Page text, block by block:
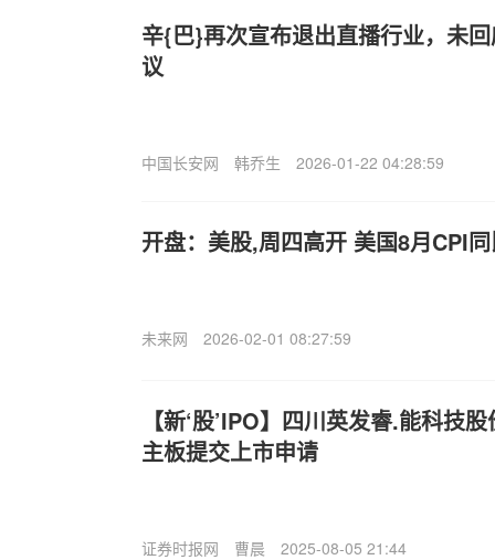
辛{巴}再次宣布退出直播行业，未
议
中国长安网 韩乔生 2026-01-22 04:28:59
开盘：美股,周四高开 美国8月CPI
未来网 2026-02-01 08:27:59
【新‘股’IPO】四川英发睿.能科技
主板提交上市申请
证券时报网 曹晨 2025-08-05 21:44